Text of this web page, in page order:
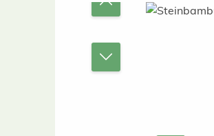
Bildergalerie